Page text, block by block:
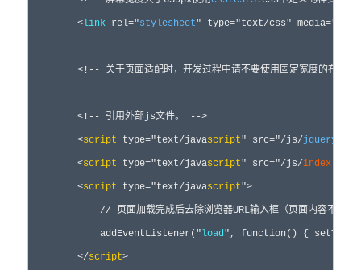
<link rel="stylesheet" type="text/css" media
<!-- 关于页面适配时，开发过程中请不要使用固定宽度的布局
<!-- 引用外部js文件。 -->
<script type="text/javascript" src="/js/jquery-1
<script type="text/javascript" src="/js/index
<script type="text/javascript">
// 页面加载完成后去除浏览器URL输入框（页面内容不满
            addEventListener(
"load " , function() {
</script>